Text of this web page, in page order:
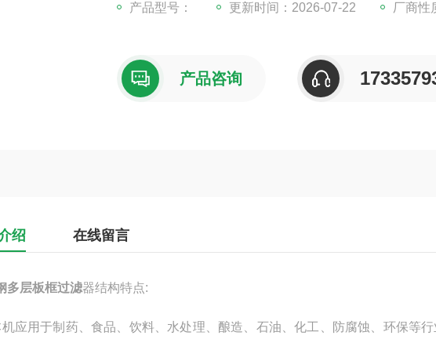
产品型号： 更新时间：2026-07-22 厂商性
产品咨询
绍 在线留言
多层板框过滤器结构特点:
应用于制药、食品、饮料、水处理、酿造、石油、化工、防腐蚀、环保等